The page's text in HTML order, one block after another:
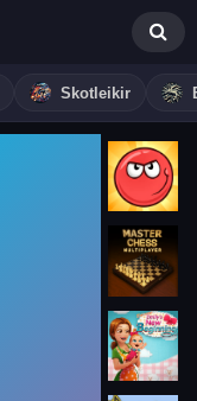
Skotleikir